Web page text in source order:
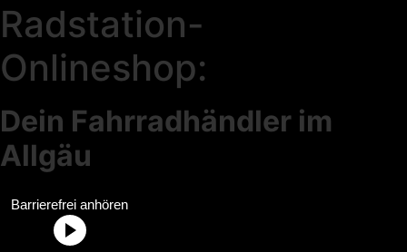
Radstation-
Onlineshop:
Dein Fahrradhändler im
Allgäu
Radstation Onlineshop Header Abschnittstitel:
Barrierefrei anhören